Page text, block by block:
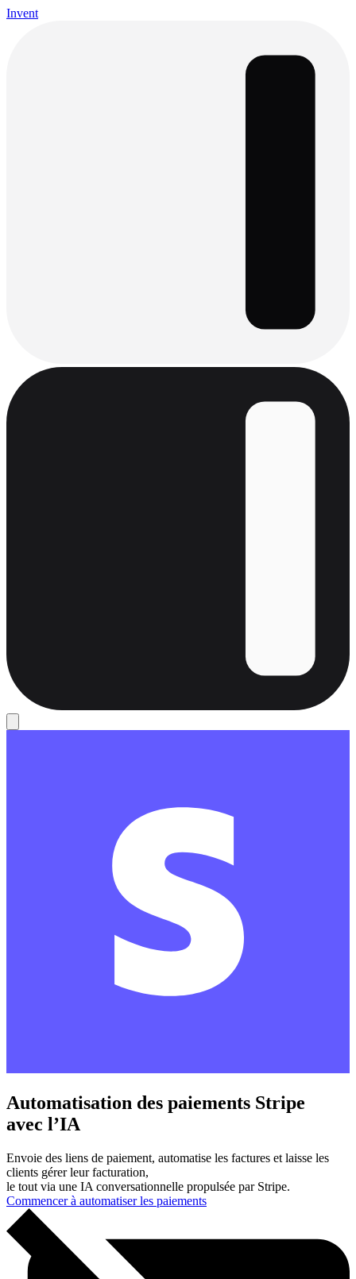
Invent
Automatisation des paiements Stripe
avec l’IA
Envoie des liens de paiement, automatise les factures et laisse les
clients gérer leur facturation,
le tout via une IA conversationnelle propulsée par Stripe.
Commencer à automatiser les paiements